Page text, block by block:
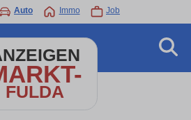
Auto Immo Job
FULDA